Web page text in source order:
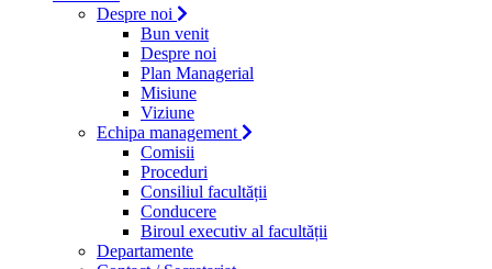
Despre noi
Bun venit
Despre noi
Plan Managerial
Misiune
Viziune
Echipa management
Comisii
Proceduri
Consiliul facultății
Conducere
Biroul executiv al facultății
Departamente